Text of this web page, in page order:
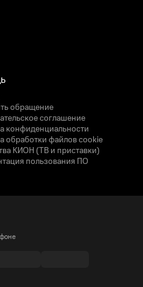
обращение
соглашение
конфиденциальности
обработки файлов cookie
КИОН (ТВ и приставки)
пользования ПО